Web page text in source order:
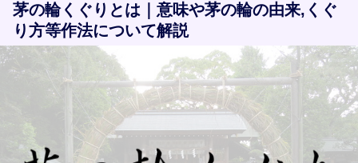
茅の輪くぐりとは｜意味や茅の輪の由来,くぐ
り方等作法について解説